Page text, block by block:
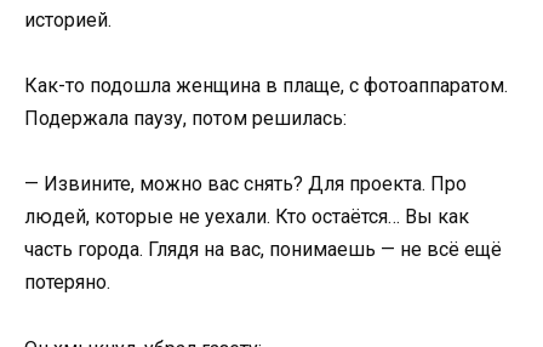
историей.
Как-то подошла женщина в плаще, с фотоаппаратом.
Подержала паузу, потом решилась:
— Извините, можно вас снять? Для проекта. Про
людей, которые не уехали. Кто остаётся… Вы как
часть города. Глядя на вас, понимаешь — не всё ещё
потеряно.